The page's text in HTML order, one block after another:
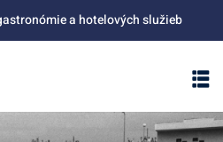
a hotelových služieb